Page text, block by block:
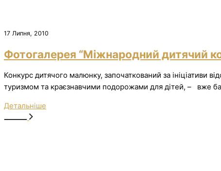
17 Липня, 2010
Фотогалерея “Міжнародний дитячий
Конкурс дитячого малюнку, започаткований за ініціативи
туризмом та краєзнавчими подорожами для дітей, – вже
Детальніше